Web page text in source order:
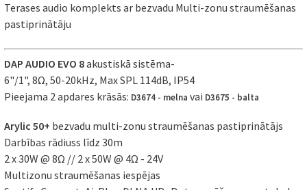
Terases audio komplekts ar bezvadu Multi-zonu straumēšanas
pastiprinātāju
DAP AUDIO EVO 8akustiskā sistēma-
6"/1", 8Ω, 50-20kHz, Max SPL 114dB, IP54
Pieejama 2 apdares krāsās: D3674 - melna vai D3675 - balta
Arylic 50+ bezvadu multi-zonu straumēšanas pastiprinātājs
Darbības rādiuss līdz 30m
2 x 30W @ 8Ω // 2 x 50W @ 4Ω - 24V
Multizonu straumēšanas iespējas